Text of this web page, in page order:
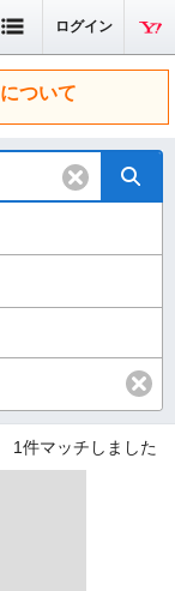
ログイン
ついて
1件マッチしました